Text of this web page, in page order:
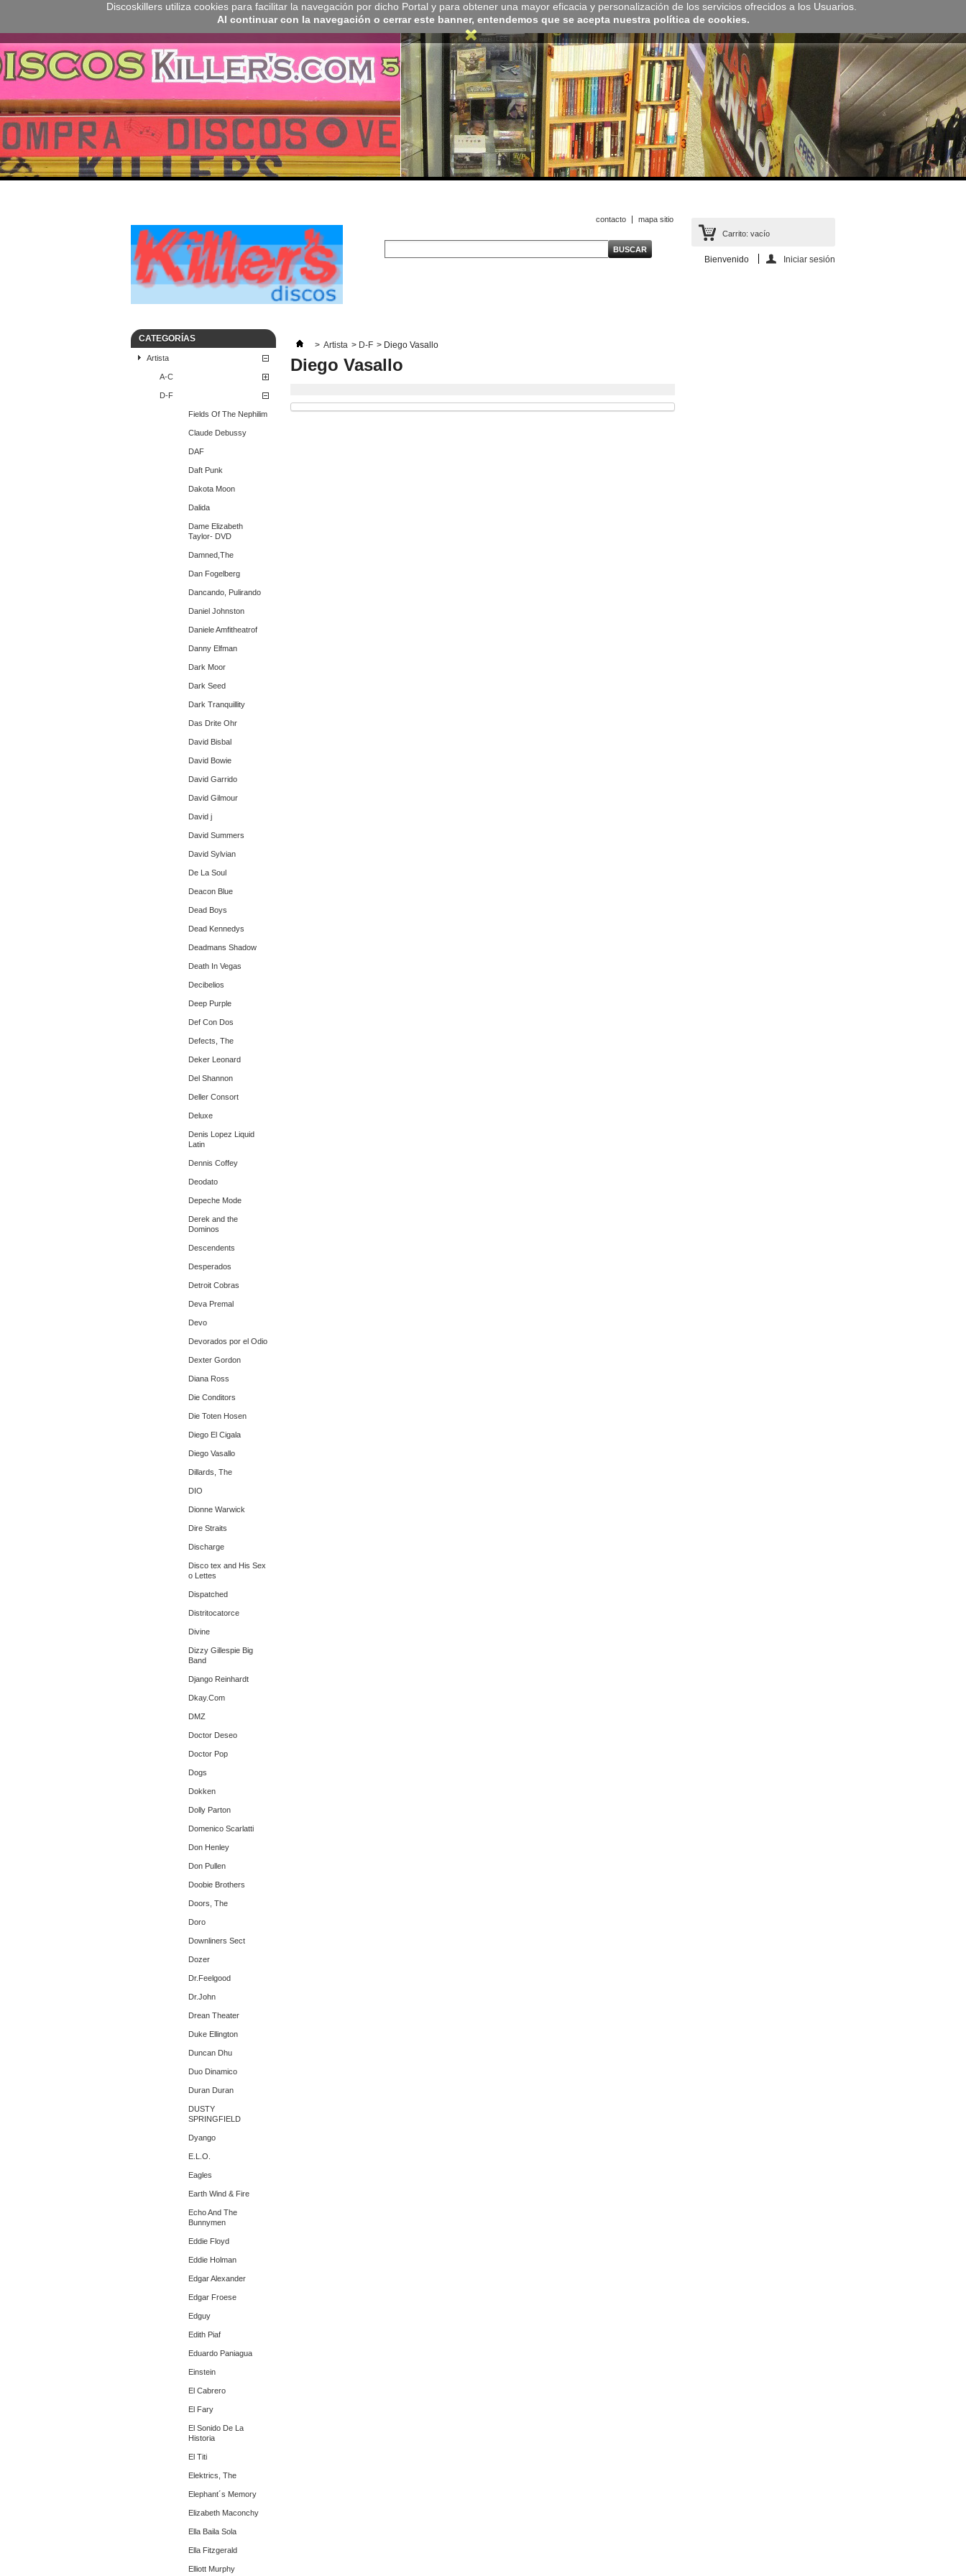
Discoskillers utiliza cookies para facilitar la navegación por dicho Portal y para obtener una mayor eficacia y personalización de los servicios ofrecidos a los Usuarios.
Al continuar con la navegación o cerrar este banner, entendemos que se acepta nuestra política de cookies.
Carrito: vacío
Bienvenido Iniciar sesión
contacto mapa sitio
CATEGORÍAS
Artista
A-C
D-F
Fields Of The Nephilim
Claude Debussy
DAF
Daft Punk
Dakota Moon
Dalida
Dame Elizabeth
Taylor- DVD
Damned,The
Dan Fogelberg
Dancando, Pulirando
Daniel Johnston
Daniele Amfitheatrof
Danny Elfman
Dark Moor
Dark Seed
Dark Tranquillity
Das Drite Ohr
David Bisbal
David Bowie
David Garrido
David Gilmour
David j
David Summers
David Sylvian
De La Soul
Deacon Blue
Dead Boys
Dead Kennedys
Deadmans Shadow
Death In Vegas
Decibelios
Deep Purple
Def Con Dos
Defects, The
Deker Leonard
Del Shannon
Deller Consort
Deluxe
Denis Lopez Liquid
Latin
Dennis Coffey
Deodato
Depeche Mode
Derek and the
Dominos
Descendents
Desperados
Detroit Cobras
Deva Premal
Devo
Devorados por el Odio
Dexter Gordon
Diana Ross
Die Conditors
Die Toten Hosen
Diego El Cigala
Diego Vasallo
Dillards, The
DIO
Dionne Warwick
Dire Straits
Discharge
Disco tex and His Sex
o Lettes
Dispatched
Distritocatorce
Divine
Dizzy Gillespie Big
Band
Django Reinhardt
Dkay.Com
DMZ
Doctor Deseo
Doctor Pop
Dogs
Dokken
Dolly Parton
Domenico Scarlatti
Don Henley
Don Pullen
Doobie Brothers
Doors, The
Doro
Downliners Sect
Dozer
Dr.Feelgood
Dr.John
Drean Theater
Duke Ellington
Duncan Dhu
Duo Dinamico
Duran Duran
DUSTY
SPRINGFIELD
Dyango
E.L.O.
Eagles
Earth Wind & Fire
Echo And The
Bunnymen
Eddie Floyd
Eddie Holman
Edgar Alexander
Edgar Froese
Edguy
Edith Piaf
Eduardo Paniagua
Einstein
El Cabrero
El Fary
El Sonido De La
Historia
El Titi
Elektrics, The
Elephant´s Memory
Elizabeth Maconchy
Ella Baila Sola
Ella Fitzgerald
Elliott Murphy
> Artista > D-F > Diego Vasallo
Diego Vasallo